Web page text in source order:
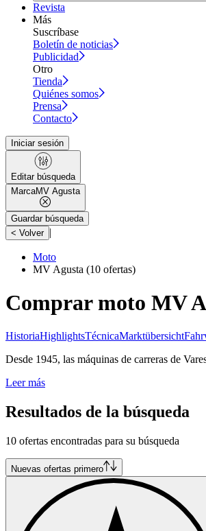
Revista
Más
Suscríbase
Boletín de noticias
Publicidad
Otro
Tienda
Quiénes somos
Prensa
Contacto
Iniciar sesión
Editar búsqueda
MarcaMV Agusta
Guardar búsqueda
< Volver |
Moto
MV Agusta (10 ofertas)
Comprar moto MV
HistoriaHighlightsTécnicaMarktübersicht
Desde 1945, las máquinas de carreras de
Leer más
Resultados de la búsqueda
10 ofertas encontradas para su búsqueda
Nuevas ofertas primero